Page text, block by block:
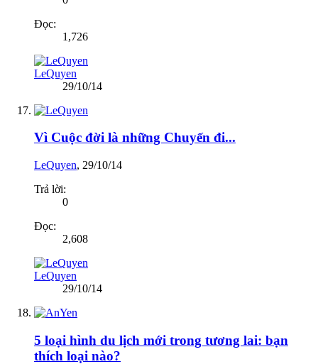
Đọc:
1,726
LeQuyen
29/10/14
Vì Cuộc đời là những Chuyến đi...
LeQuyen, 29/10/14
Trả lời:
0
Đọc:
2,608
LeQuyen
29/10/14
5 loại hình du lịch mới trong tương lai: bạn
thích loại nào?